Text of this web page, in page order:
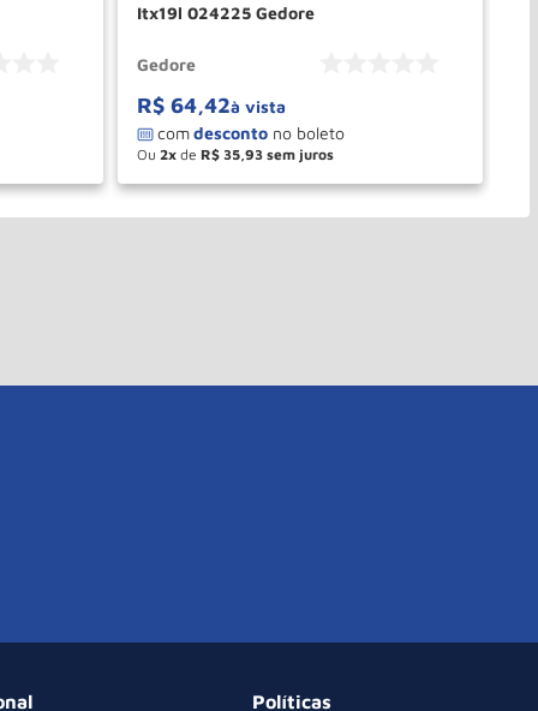
Itx19l 024225 Gedore
Gedore
R$ 64,42à vista
Ou 2 de R$ 35,93
＋
－ COMPRAR
Políticas